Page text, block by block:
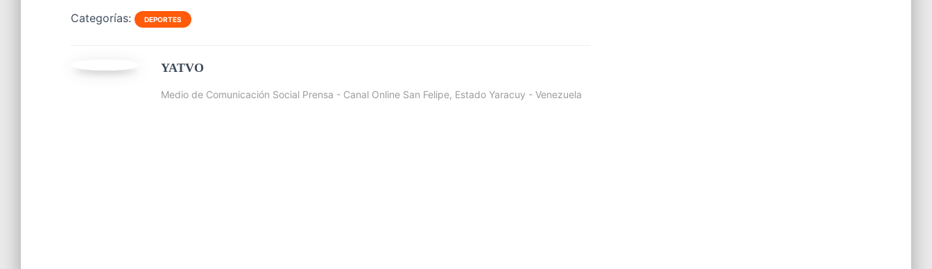
Categorías: DEPORTES
YATVO
Medio de Comunicación Social Prensa - Canal Online San Felipe, Estado Yaracuy - Venezuela